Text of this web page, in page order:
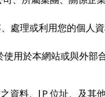
處理或利用您的個人資
用於本網站或與外部
資料、IＰ位址、及其